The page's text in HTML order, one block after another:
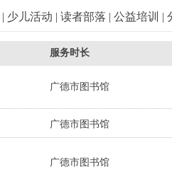
| 少儿活动 | 读者部落 | 公益培训 |
服务时长
广德市图书馆
广德市图书馆
广德市图书馆